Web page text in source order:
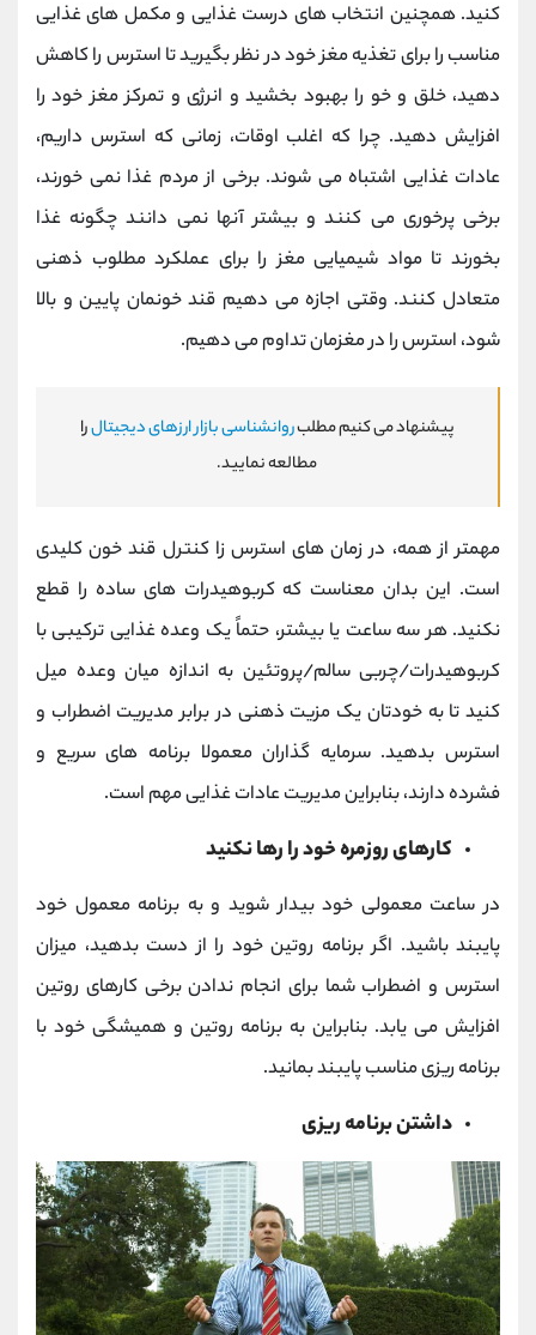
کنید. همچنین انتخاب های درست غذایی و مکمل های غذایی
مناسب را برای تغذیه مغز خود در نظر بگیرید تا استرس را کاهش
دهید، خلق و خو را بهبود بخشید و انرژی و تمرکز مغز خود را
افزایش دهید. چرا که اغلب اوقات، زمانی که استرس داریم،
عادات غذایی اشتباه می شوند. برخی از مردم غذا نمی خورند،
برخی پرخوری می کنند و بیشتر آنها نمی دانند چگونه غذا
بخورند تا مواد شیمیایی مغز را برای عملکرد مطلوب ذهنی
متعادل کنند. وقتی اجازه می‌ دهیم قند خونمان پایین و بالا
شود، استرس را در مغزمان تداوم می ‌دهیم.
پیشنهاد می کنیم مطلبروانشناسی بازار ارزهای دیجیتالرا
مطالعه نمایید.
مهمتر از همه، در زمان های استرس زا کنترل قند خون کلیدی
است. این بدان معناست که کربوهیدرات های ساده را قطع
نکنید. هر سه ساعت یا بیشتر، حتماً یک وعده غذایی ترکیبی با
کربوهیدرات/چربی سالم/پروتئین به اندازه میان وعده میل
کنید تا به خودتان یک مزیت ذهنی در برابر مدیریت اضطراب و
استرس بدهید. سرمایه ‌گذاران معمولا برنامه های‌ سریع و
فشرده دارند، بنابراین مدیریت عادات غذایی مهم است.
کارهای روزمره خود را رها نکنید
در ساعت معمولی خود بیدار شوید و به برنامه معمول خود
پایبند باشید. اگر برنامه روتین خود را از دست بدهید، میزان
استرس و اضطراب شما برای انجام ندادن برخی کارهای روتین
افزایش می یابد. بنابراین به برنامه روتین و همیشگی خود با
برنامه ریزی مناسب پایبند بمانید.
داشتن برنامه ریزی